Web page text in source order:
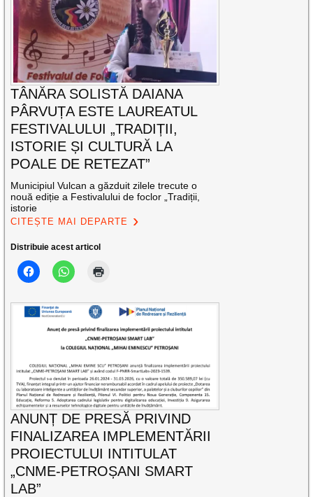
TÂNĂRA SOLISTĂ DAIANA
PÂRVUȚA ESTE LAUREATUL
FESTIVALULUI „TRADIȚII,
ISTORIE ȘI CULTURĂ LA
POALE DE RETEZAT”
Municipiul Vulcan a găzduit zilele trecute o
nouă ediție a Festivalului de foclor „Tradiții,
istorie
CITEȘTE MAI DEPARTE
Distribuie acest articol
ANUNȚ DE PRESĂ PRIVIND
FINALIZAREA IMPLEMENTĂRII
PROIECTULUI INTITULAT
„CNME-PETROȘANI SMART
LAB”